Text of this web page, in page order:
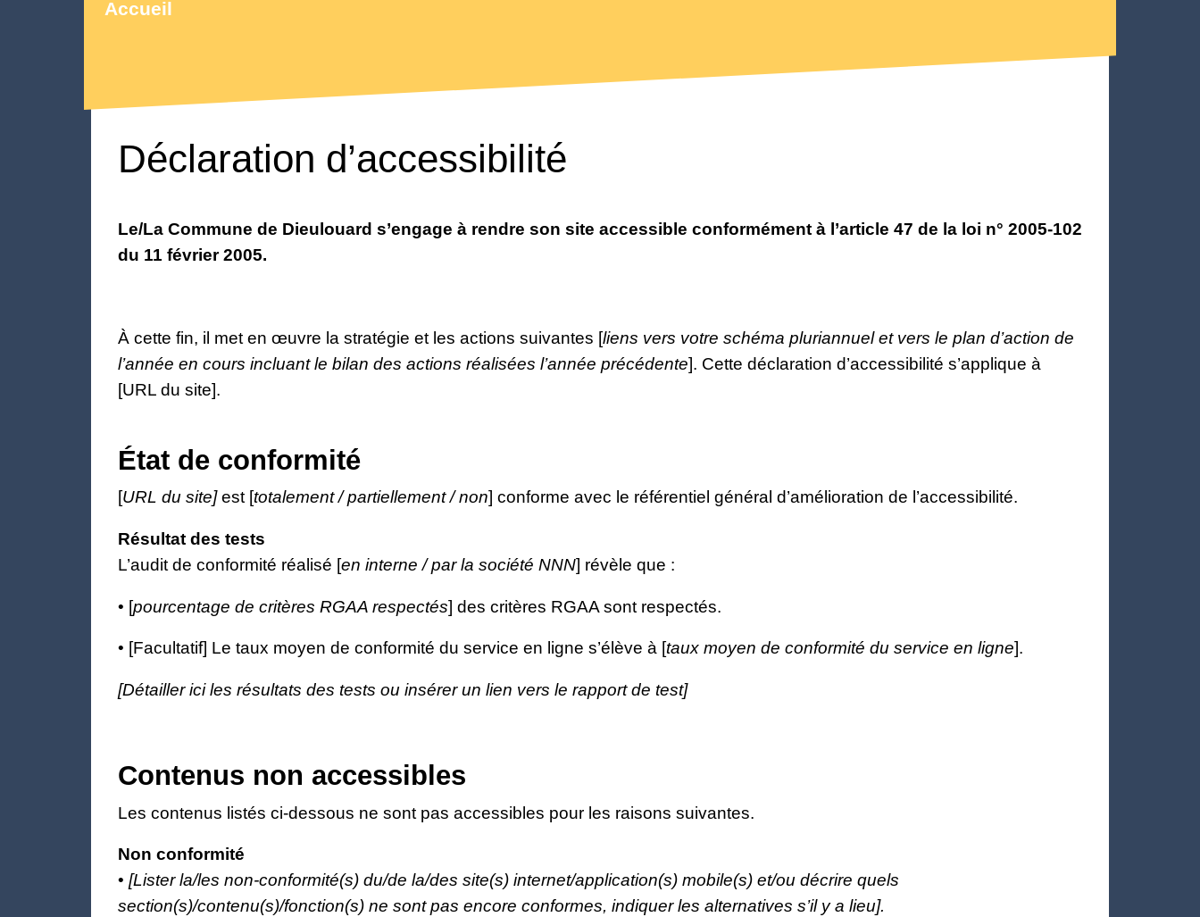
Accueil
Déclaration d’accessibilité
Le/La Commune de Dieulouard s’engage à rendre son site accessible conformément à l’article 47 de la loi n° 2005-102
du 11 février 2005.
À cette fin, il met en œuvre la stratégie et les actions suivantes [liens vers votre schéma pluriannuel et vers le plan d’action de
l’année en cours incluant le bilan des actions réalisées l’année précédente]. Cette déclaration d’accessibilité s’applique à
[URL du site].
État de conformité
[URL du site]est [totalement / partiellement / non] conforme avec le référentiel général d’amélioration de l’accessibilité.
Résultat des tests
L’audit de conformité réalisé [en interne / par la société NNN] révèle que :
• [pourcentage de critères RGAA respectés] des critères RGAA sont respectés.
• [Facultatif] Le taux moyen de conformité du service en ligne s’élève à [taux moyen de conformité du service en ligne].
[Détailler ici les résultats des tests ou insérer un lien vers le rapport de test]
Contenus non accessibles
Les contenus listés ci-dessous ne sont pas accessibles pour les raisons suivantes.
Non conformité
• [Lister la/les non-conformité(s) du/de la/des site(s) internet/application(s) mobile(s) et/ou décrire quels
section(s)/contenu(s)/fonction(s) ne sont pas encore conformes, indiquer les alternatives s’il y a lieu].